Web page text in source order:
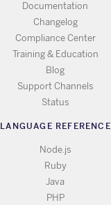
Documentation
Changelog
Compliance Center
Training & Education
Blog
Support Channels
Status
LANGUAGE REFERENCE
Node.js
Ruby
Java
PHP